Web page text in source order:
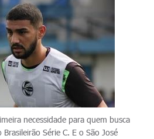
necessidade para quem busca
Série C. E o São José